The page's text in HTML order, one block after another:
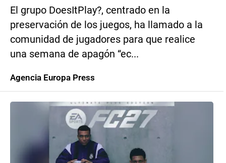
El grupo DoesItPlay?, centrado en la
preservación de los juegos, ha llamado a la
comunidad de jugadores para que realice
una semana de apagón “ec...
Agencia Europa Press